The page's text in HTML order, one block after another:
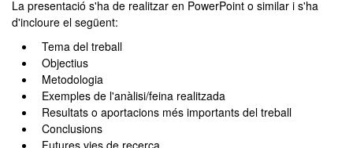
La presentació s'ha de realitzar en PowerPoint o similar i s'ha
d'incloure el següent:
Tema del treball
Objectius
Metodologia
Exemples de l'anàlisi/feina realitzada
Resultats o aportacions més importants del treball
Conclusions
Futures vies de recerca